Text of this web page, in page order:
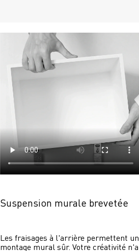
Suspension murale brevetée
Les fraisages à l'arrière permettent un
montage mural sûr. Votre créativité n'a